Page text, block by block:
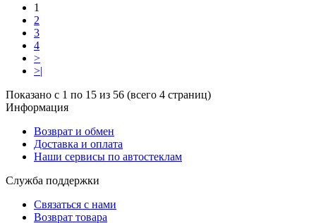
1
2
3
4
>
>|
Показано с 1 по 15 из 56 (всего 4 страниц)
Информация
Возврат и обмен
Доставка и оплата
Наши сервисы по автостеклам
Служба поддержки
Связаться с нами
Возврат товара